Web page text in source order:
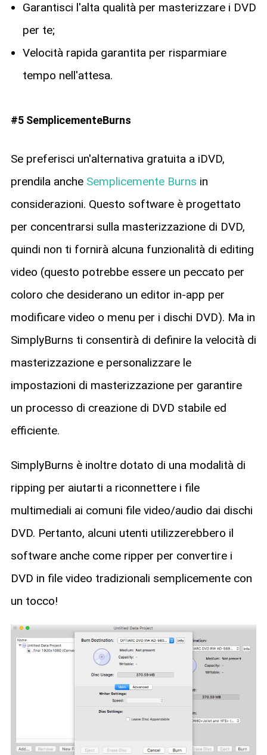
Garantisci l'alta qualità per masterizzare i DVD
per te;
Velocità rapida garantita per risparmiare
tempo nell'attesa.
#5 SemplicementeBurns
Se preferisci un'alternativa gratuita a iDVD,
prendila anche Semplicemente Burns in
considerazioni. Questo software è progettato
per concentrarsi sulla masterizzazione di DVD,
quindi non ti fornirà alcuna funzionalità di editing
video (questo potrebbe essere un peccato per
coloro che desiderano un editor in-app per
modificare video o menu per i dischi DVD). Ma in
SimplyBurns ti consentirà di definire la velocità di
masterizzazione e personalizzare le
impostazioni di masterizzazione per garantire
un processo di creazione di DVD stabile ed
efficiente.
SimplyBurns è inoltre dotato di una modalità di
ripping per aiutarti a riconnettere i file
multimediali ai comuni file video/audio dai dischi
DVD. Pertanto, alcuni utenti utilizzerebbero il
software anche come ripper per convertire i
DVD in file video tradizionali semplicemente con
un tocco!